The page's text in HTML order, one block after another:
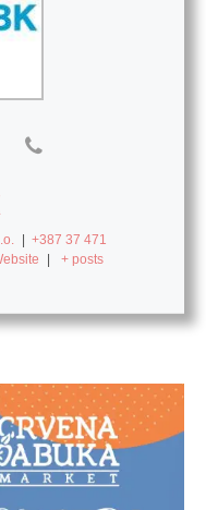
| +387 37 471
| + posts